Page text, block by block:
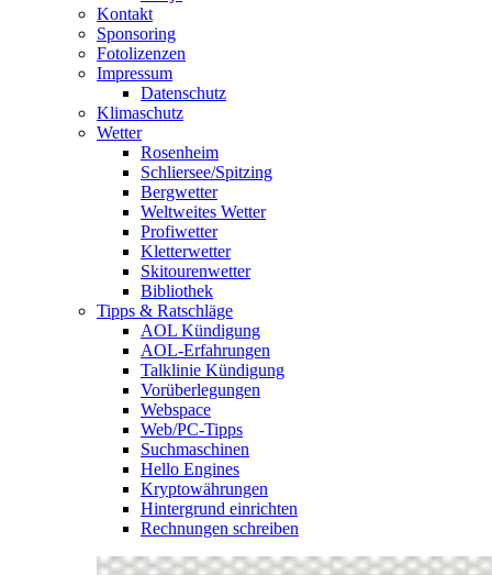
Kontakt
Sponsoring
Fotolizenzen
Impressum
Datenschutz
Klimaschutz
Wetter
Rosenheim
Schliersee/Spitzing
Bergwetter
Weltweites Wetter
Profiwetter
Kletterwetter
Skitourenwetter
Bibliothek
Tipps & Ratschläge
AOL Kündigung
AOL-Erfahrungen
Talklinie Kündigung
Vorüberlegungen
Webspace
Web/PC-Tipps
Suchmaschinen
Hello Engines
Kryptowährungen
Hintergrund einrichten
Rechnungen schreiben